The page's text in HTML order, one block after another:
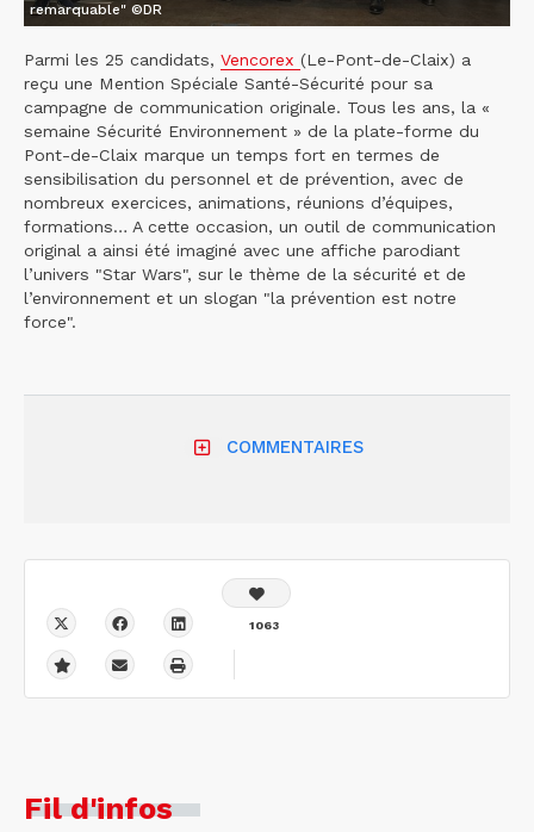
remarquable" ©DR
Parmi les 25 candidats, Vencorex (Le-Pont-de-Claix) a
reçu une Mention Spéciale Santé-Sécurité pour sa
campagne de communication originale. Tous les ans, la «
semaine Sécurité Environnement » de la plate-forme du
Pont-de-Claix marque un temps fort en termes de
sensibilisation du personnel et de prévention, avec de
nombreux exercices, animations, réunions d’équipes,
formations… A cette occasion, un outil de communication
original a ainsi été imaginé avec une affiche parodiant
l’univers "Star Wars", sur le thème de la sécurité et de
l’environnement et un slogan "la prévention est notre
force".
COMMENTAIRES
1063
Fil d'infos